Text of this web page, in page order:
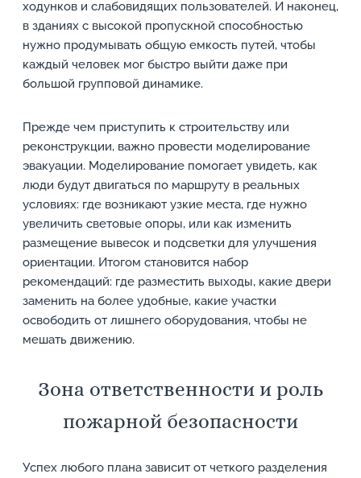
ходунков и слабовидящих пользователей. И наконец,
в зданиях с высокой пропускной способностью
нужно продумывать общую емкость путей, чтобы
каждый человек мог быстро выйти даже при
большой групповой динамике.
Прежде чем приступить к строительству или
реконструкции, важно провести моделирование
эвакуации. Моделирование помогает увидеть, как
люди будут двигаться по маршруту в реальных
условиях: где возникают узкие места, где нужно
увеличить световые опоры, или как изменить
размещение вывесок и подсветки для улучшения
ориентации. Итогом становится набор
рекомендаций: где разместить выходы, какие двери
заменить на более удобные, какие участки
освободить от лишнего оборудования, чтобы не
мешать движению.
Зона ответственности и роль
пожарной безопасности
Успех любого плана зависит от четкого разделения